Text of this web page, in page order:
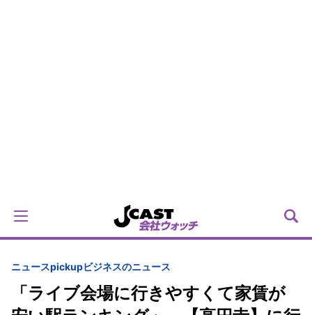
ニュースpickupビジネスのニュース
「ライブ会場に行きやすくて家賃が